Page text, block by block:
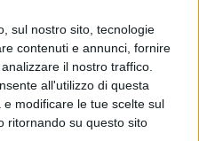
sul nostro sito, tecnologie
contenuti e annunci, fornire
il nostro traffico.
all'utilizzo di questa
modificare le tue scelte sul
ritornando su questo sito